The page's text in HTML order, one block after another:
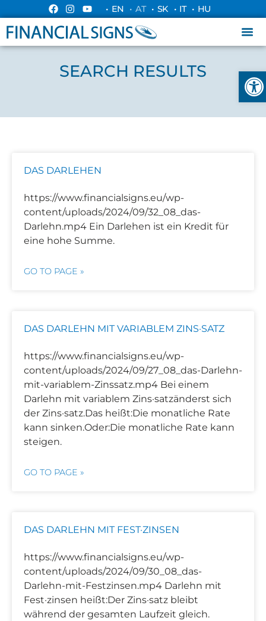
• EN • AT • SK • IT • HU
SEARCH RESULTS
DAS DARLEHEN
https://www.financialsigns.eu/wp-
content/uploads/2024/09/32_08_das-
Darlehn.mp4 Ein Darlehen ist ein Kredit für
eine hohe Summe.
GO TO PAGE »
DAS DARLEHN MIT VARIABLEM ZINS·SATZ
https://www.financialsigns.eu/wp-
content/uploads/2024/09/27_08_das-Darlehn-
mit-variablem-Zinssatz.mp4 Bei einem
Darlehn mit variablem Zins·satzänderst sich
der Zins·satz.Das heißt:Die monatliche Rate
kann sinken.Oder:Die monatliche Rate kann
steigen.
GO TO PAGE »
DAS DARLEHN MIT FEST·ZINSEN
https://www.financialsigns.eu/wp-
content/uploads/2024/09/30_08_das-
Darlehn-mit-Festzinsen.mp4 Darlehn mit
Fest·zinsen heißt:Der Zins·satz bleibt
während der gesamten Laufzeit gleich.